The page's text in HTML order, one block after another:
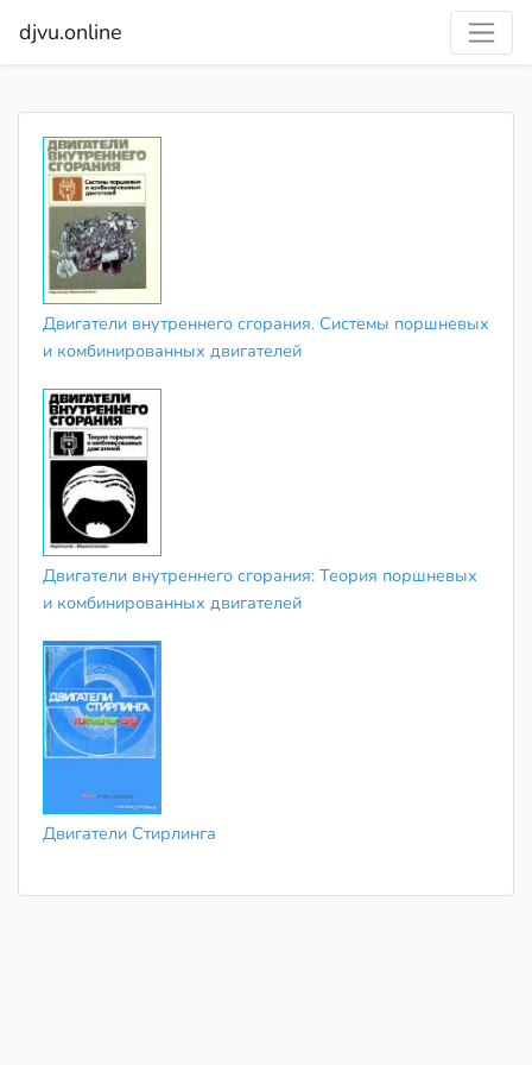
djvu.online
Двигатели внутреннего сгорания. Системы поршневых
и комбинированных двигателей
Двигатели внутреннего сгорания: Теория поршневых
и комбинированных двигателей
Двигатели Стирлинга